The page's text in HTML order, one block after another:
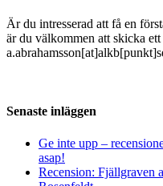
Är du intresserad att få en
är du välkommen att skicka
Senaste inläggen
Ge inte upp –
asap!
Recension: Fjällgraven